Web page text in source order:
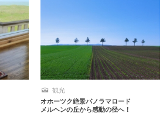
観光
オホーツク絶景パノラマロード
メルヘンの丘から感動の径へ！